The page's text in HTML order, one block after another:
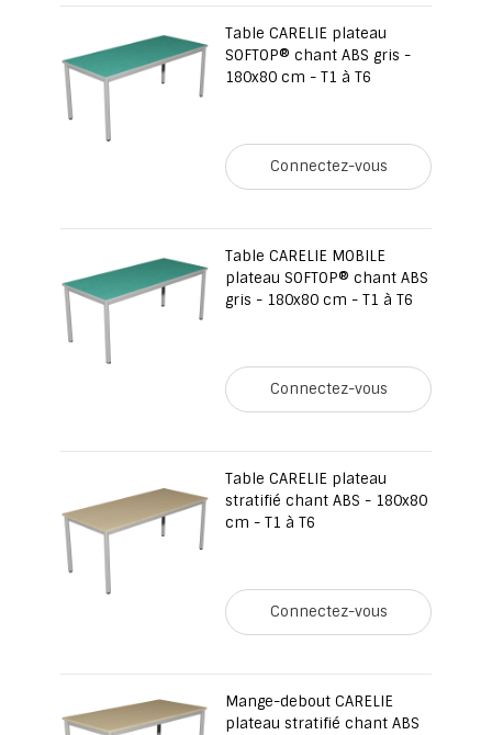
Table CARELIE plateau
SOFTOP® chant ABS gris -
180x80 cm - T1 à T6
Connectez-vous
Table CARELIE MOBILE
plateau SOFTOP® chant ABS
gris - 180x80 cm - T1 à T6
Connectez-vous
Table CARELIE plateau
stratifié chant ABS - 180x80
cm - T1 à T6
Connectez-vous
Mange-debout CARELIE
plateau stratifié chant ABS